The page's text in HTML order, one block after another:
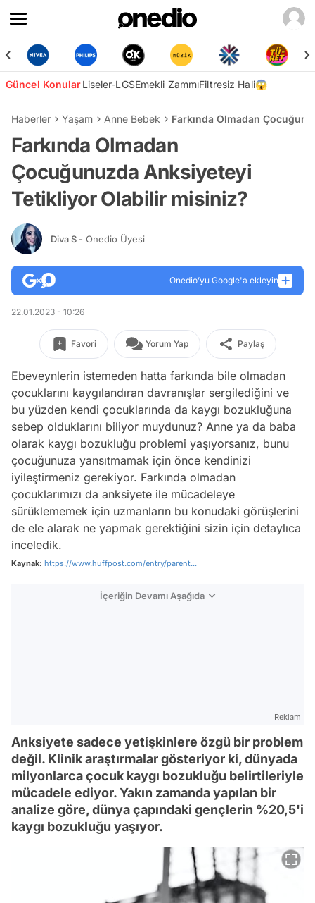
Güncel KonularLiseler-LGSEmekli ZammıFiltresiz Hali😱
Haberler Yaşam Anne Bebek Farkında Olmadan
Farkında Olmadan
Çocuğunuzda Anksiyeteyi
Tetikliyor Olabilir misiniz?
Diva S - Onedio Üyesi
Onedio’yu Google'a ekleyin
22.01.2023 - 10:26
Favori Yorum Yap Paylaş
Ebeveynlerin istemeden hatta farkında bile olmadan
çocuklarını kaygılandıran davranışlar sergilediğini ve
bu yüzden kendi çocuklarında da kaygı bozukluğuna
sebep olduklarını biliyor muydunuz? Anne ya da baba
olarak kaygı bozukluğu problemi yaşıyorsanız, bunu
çocuğunuza yansıtmamak için önce kendinizi
iyileştirmeniz gerekiyor. Farkında olmadan
çocuklarımızı da anksiyete ile mücadeleye
sürüklememek için uzmanların bu konudaki görüşlerini
de ele alarak ne yapmak gerektiğini sizin için detaylıca
inceledik.
Kaynak: https://www.huffpost.com/entry/parent...
İçeriğin Devamı Aşağıda
Reklam
Anksiyete sadece yetişkinlere özgü bir problem
değil. Klinik araştırmalar gösteriyor ki, dünyada
milyonlarca çocuk kaygı bozukluğu belirtileriyle
mücadele ediyor. Yakın zamanda yapılan bir
analize göre, dünya çapındaki gençlerin %20,5'i
kaygı bozukluğu yaşıyor.